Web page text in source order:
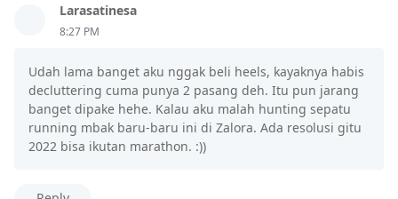
Larasatinesa
8:27 PM
Udah lama banget aku nggak beli heels, kayaknya habis
decluttering cuma punya 2 pasang deh. Itu pun jarang
banget dipake hehe. Kalau aku malah hunting sepatu
running mbak baru-baru ini di Zalora. Ada resolusi gitu
2022 bisa ikutan marathon. :))